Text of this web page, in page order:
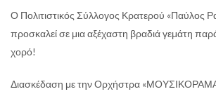
Ο Πολιτιστικός Σύλλογος Κρατερού «Παύλος
προσκαλεί σε μια αξέχαστη βραδιά γεμάτη
χορό!
Διασκέδαση με την Ορχήστρα